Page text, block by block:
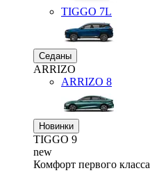
TIGGO 7L
Седаны
ARRIZO
ARRIZO 8
Новинки
TIGGO 9
new
Комфорт первого класса